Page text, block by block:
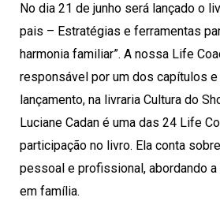
No dia 21 de junho será lançado o
pais – Estratégias e ferramentas
harmonia familiar”. A nossa Life
responsável por um dos capítulos
lançamento, na livraria Cultura do
Luciane Cadan é uma das 24 Life
participação no livro. Ela conta
pessoal e profissional, abordando
em família.